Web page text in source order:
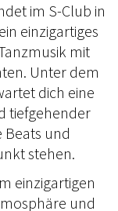
im S-Club in
einzigartiges
mit
Unter dem
dich eine
tiefgehender
und
stehen.
einzigartigen
und